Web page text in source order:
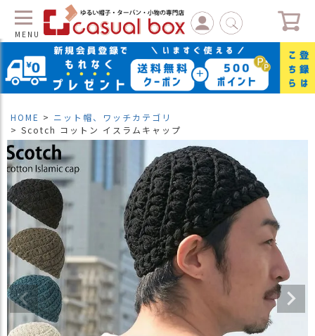
MENU
マ
イ
ペ
ー
ジ
（
新
規
会
員
登
録
）
HOME
ニット帽、ワッチカテゴリ
Scotch コットン イスラムキャップ